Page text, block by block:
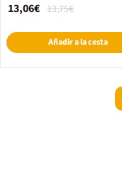
13,75€
13,06€
Añadir a la cesta